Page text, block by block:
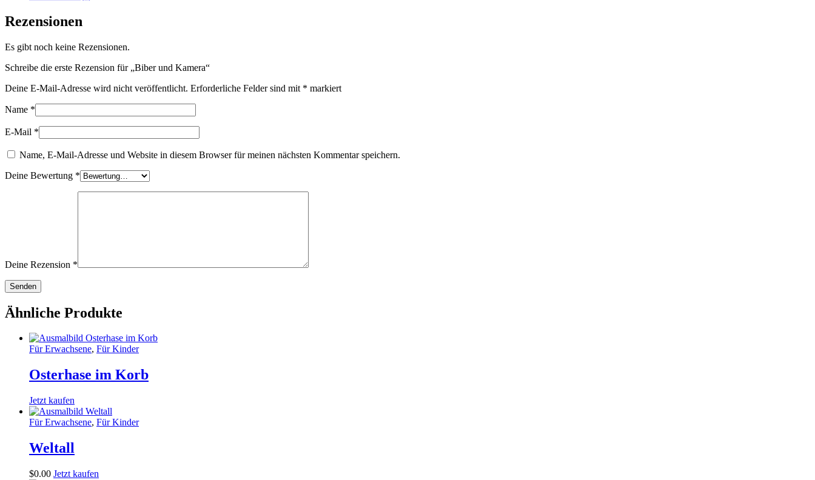
Rezensionen
Es gibt noch keine Rezensionen.
Schreibe die erste Rezension für „Biber und Kamera“
Deine E-Mail-Adresse wird nicht veröffentlicht. Erforderliche Felder sind mit * markiert
Name *
E-Mail *
Name, E-Mail-Adresse und Website in diesem Browser für meinen nächsten Kommentar speichern.
Deine Bewertung *
Deine Rezension *
Ähnliche Produkte
Für Erwachsene, Für Kinder
Osterhase im Korb
Jetzt kaufen
Für Erwachsene, Für Kinder
Weltall
$0.00 Jetzt kaufen